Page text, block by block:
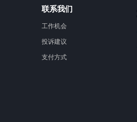
联系我们
工作机会
投诉建议
支付方式